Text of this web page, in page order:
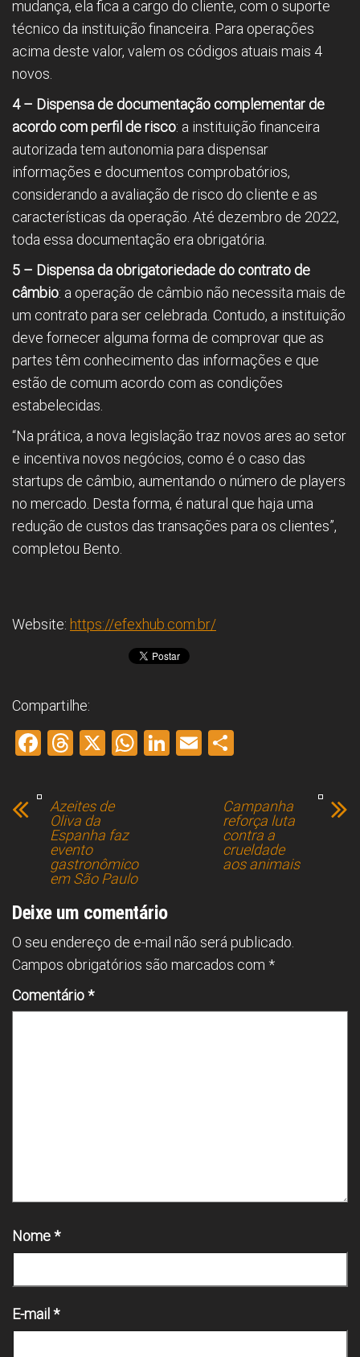
mudança, ela fica a cargo do cliente, com o suporte
técnico da instituição financeira. Para operações
acima deste valor, valem os códigos atuais mais 4
novos.
4 – Dispensa de documentação complementar de
acordo com perfil de risco: a instituição financeira
autorizada tem autonomia para dispensar
informações e documentos comprobatórios,
considerando a avaliação de risco do cliente e as
características da operação. Até dezembro de 2022,
toda essa documentação era obrigatória.
5 – Dispensa da obrigatoriedade do contrato de
câmbio: a operação de câmbio não necessita mais de
um contrato para ser celebrada. Contudo, a instituição
deve fornecer alguma forma de comprovar que as
partes têm conhecimento das informações e que
estão de comum acordo com as condições
estabelecidas.
“Na prática, a nova legislação traz novos ares ao setor
e incentiva novos negócios, como é o caso das
startups de câmbio, aumentando o número de players
no mercado. Desta forma, é natural que haja uma
redução de custos das transações para os clientes”,
completou Bento.
Website: https://efexhub.com.br/
Compartilhe:
F
ce
b
o
ok
T
e
a
d
s
X
W
p
p
Li
E
e
Azeites de
Oliva da
Espanha faz
evento
gastronômico
em São Paulo
Campanha
reforça luta
contra a
crueldade
aos animais
Deixe um comentário
O seu endereço de e-mail não será publicado.
Campos obrigatórios são marcados com *
Comentário*
Nome*
E-mail*